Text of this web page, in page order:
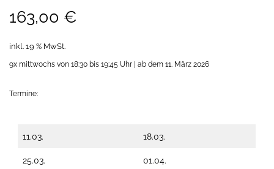
163,00 €
inkl. 19 % MwSt.
9x mittwochs von 18:30 bis 19:45 Uhr | ab dem 11. März 2026
Termine:
11.03. 18.03.
25.03. 01.04.